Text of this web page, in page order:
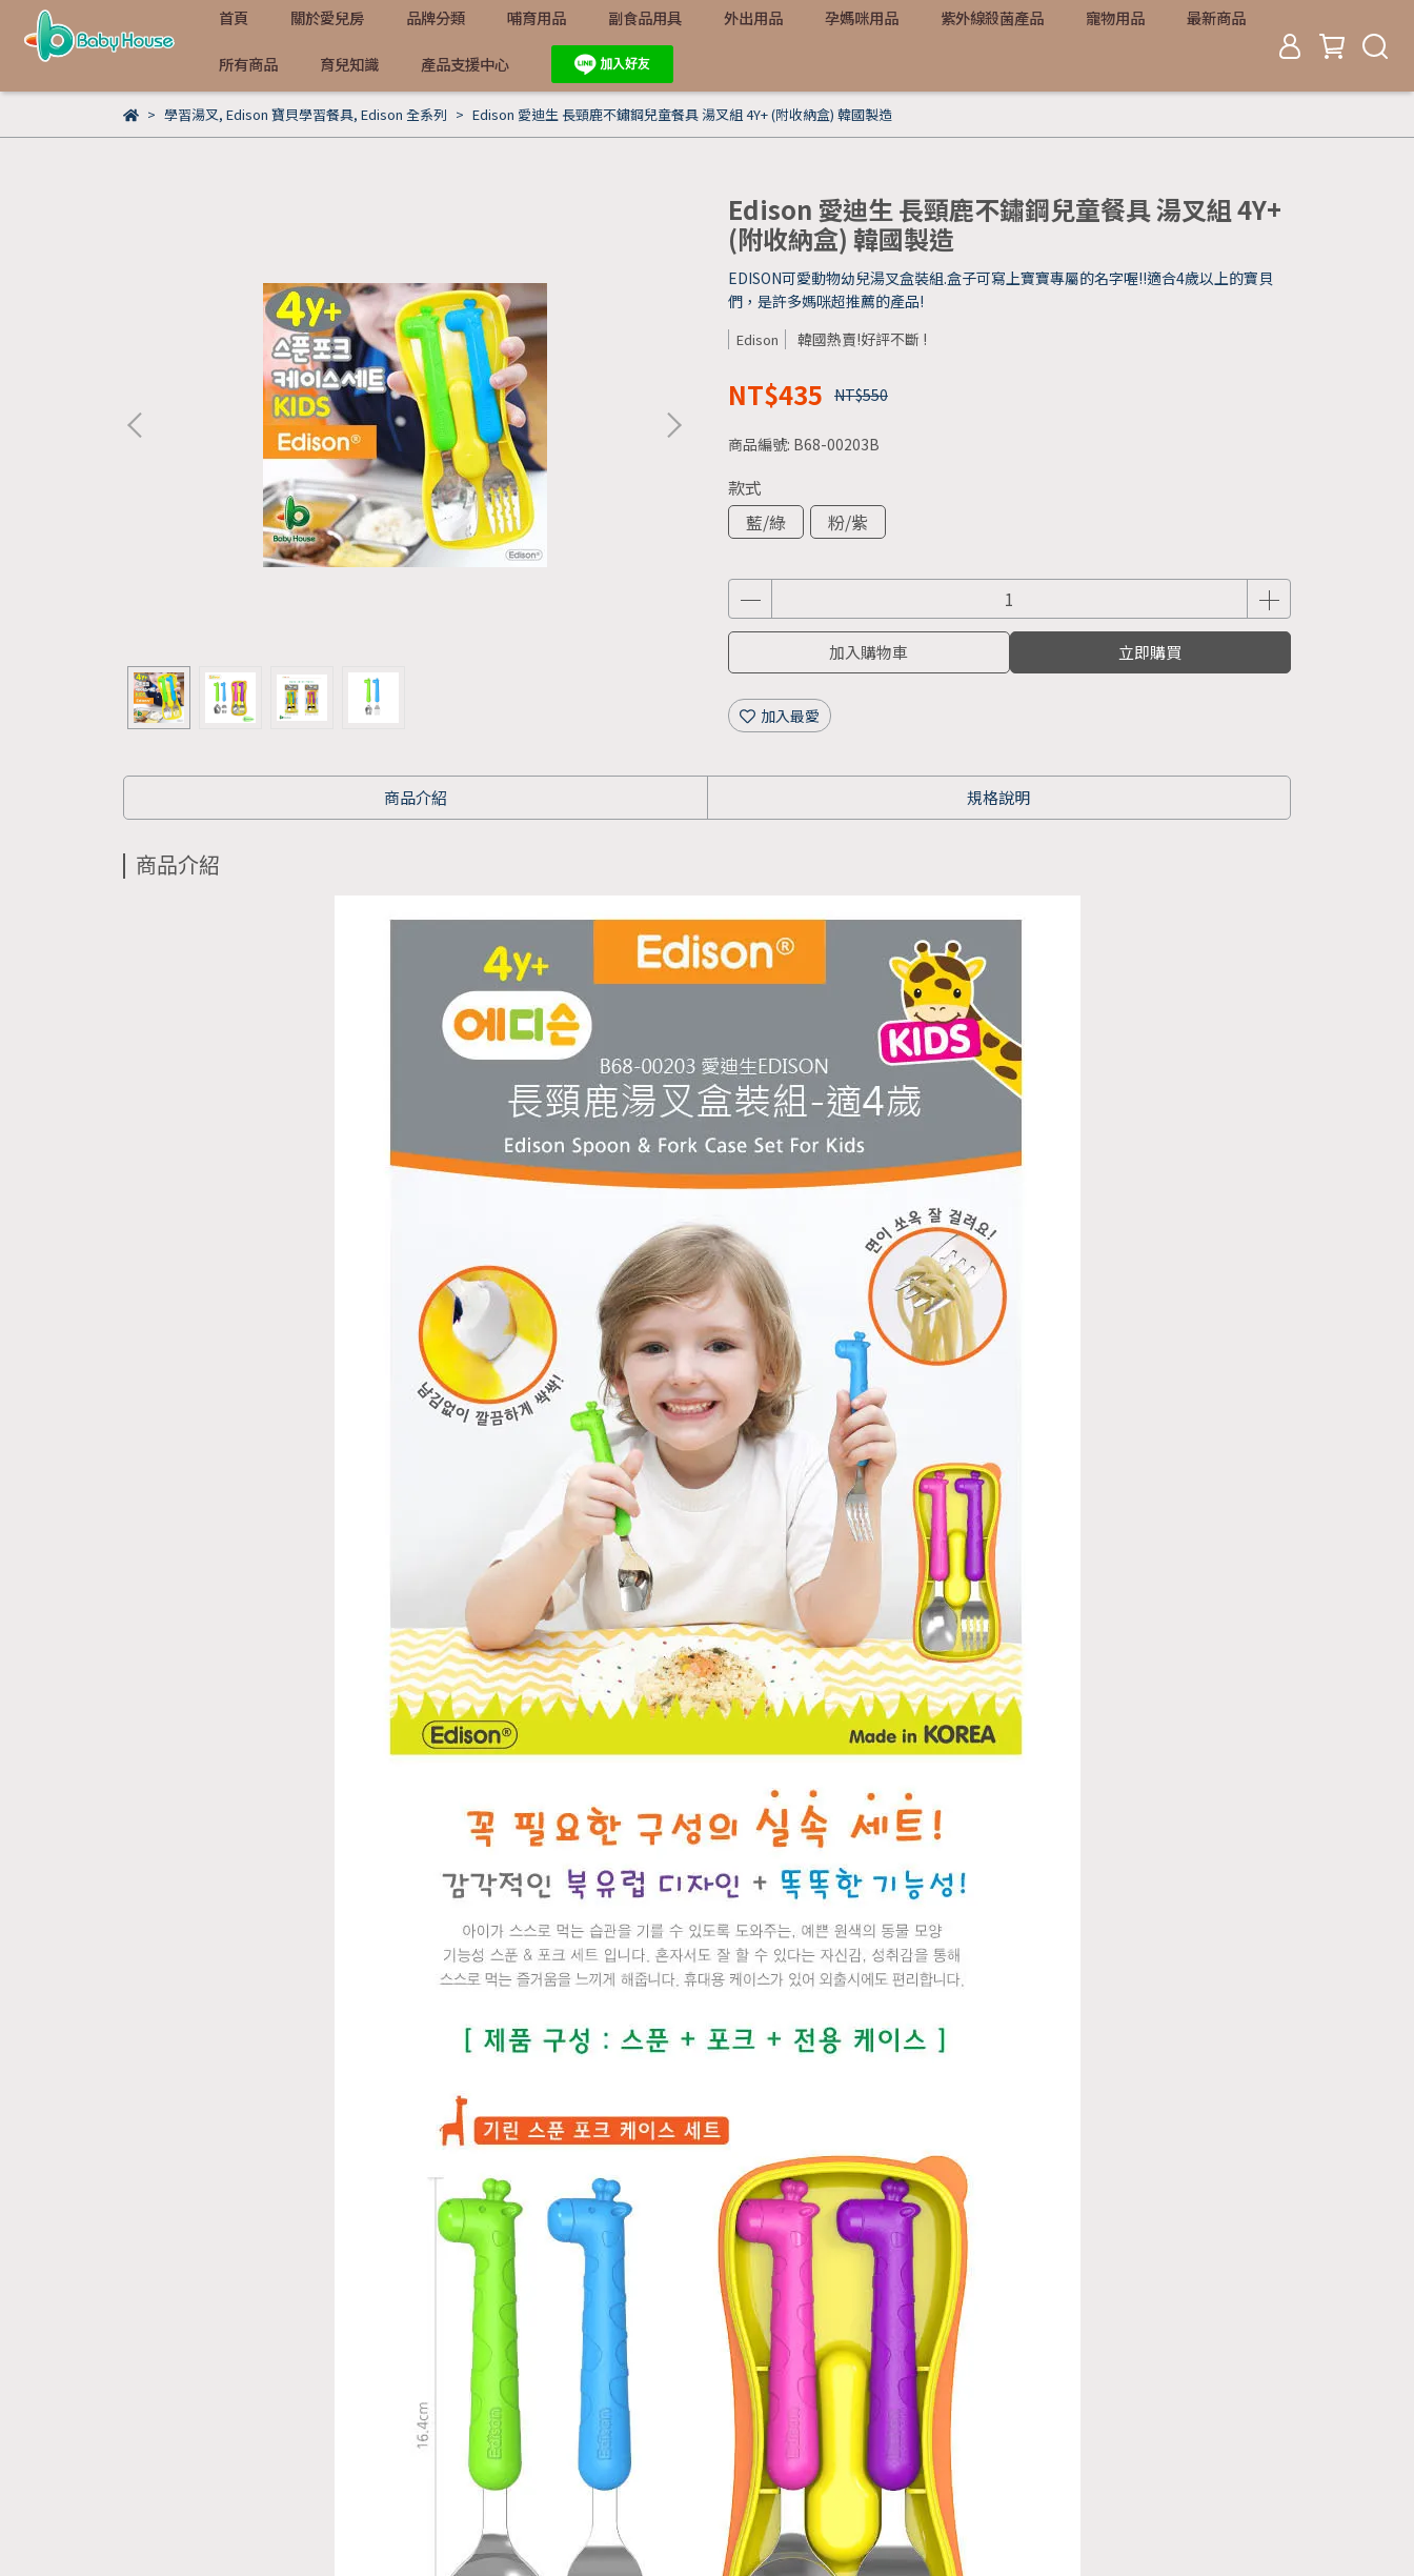
首頁 關於愛兒房 品牌分類 哺育用品 副食品用具 外出用品 孕媽咪用品 紫外線殺菌產品 寵物用品 最新商品
所有商品 育兒知識 產品支援中心
學習湯叉, Edison 寶貝學習餐具, Edison 全系列 Edison 愛迪生 長頸鹿不鏽鋼兒童餐具 湯叉組 4Y+ (附收納盒) 韓國製造
Edison 愛迪生 長頸鹿不鏽鋼兒童餐具 湯叉組 4Y+
(附收納盒) 韓國製造
EDISON可愛動物幼兒湯叉盒裝組.盒子可寫上寶寶專屬的名字喔!!適合4歲以上的寶貝
們，是許多媽咪超推薦的產品!
Edison 韓國熱賣!好評不斷 !
NT$435 NT$550
商品編號: B68-00203B
款式
藍/綠
粉/紫
加入購物車 立即購買
加入最愛
商品介紹 規格說明
商品介紹